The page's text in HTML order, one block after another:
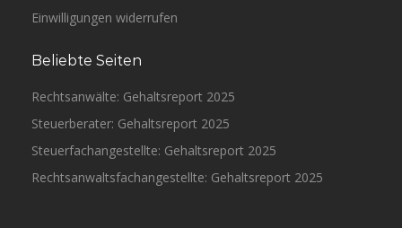
Einwilligungen widerrufen
Beliebte Seiten
Rechtsanwälte: Gehaltsreport 2025
Steuerberater: Gehaltsreport 2025
Steuerfachangestellte: Gehaltsreport 2025
Rechtsanwaltsfachangestellte: Gehaltsreport 2025